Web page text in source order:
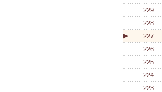
229
228
▶ 227
226
225
224
223